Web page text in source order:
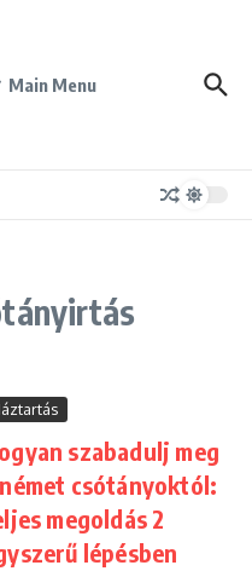
Main Menu
szabadulj meg
csótányoktól:
megoldás 2
lépésben